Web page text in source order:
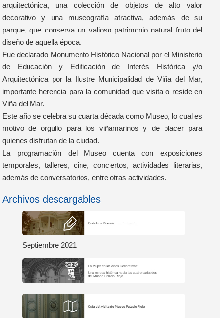
arquitectónica, una colección de objetos de alto valor
decorativo y una museografía atractiva, además de su
parque, que conserva un valioso patrimonio natural fruto del
diseño de aquella época.
Fue declarado Monumento Histórico Nacional por el Ministerio
de Educación y Edificación de Interés Histórica y/o
Arquitectónica por la Ilustre Municipalidad de Viña del Mar,
importante herencia para la comunidad que visita o reside en
Viña del Mar.
Este año se celebra su cuarta década como Museo, lo cual es
motivo de orgullo para los viñamarinos y de placer para
quienes disfrutan de la ciudad.
La programación del Museo cuenta con exposiciones
temporales, talleres, cine, conciertos, actividades literarias,
además de conversatorios, entre otras actividades.
Archivos descargables
Septiembre 2021